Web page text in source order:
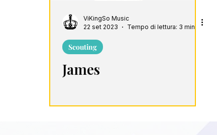
ViKingSo Music
22 set 2023
Tempo di lettura: 3 min
Scouting
James